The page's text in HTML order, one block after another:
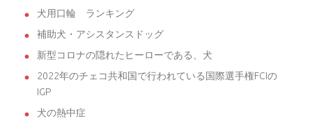
犬用口輪 ランキング
補助犬・アシスタンスドッグ
新型コロナの隠れたヒーローである、犬
2022年のチェコ共和国で行われている国際選手権FCIの
IGP
犬の熱中症